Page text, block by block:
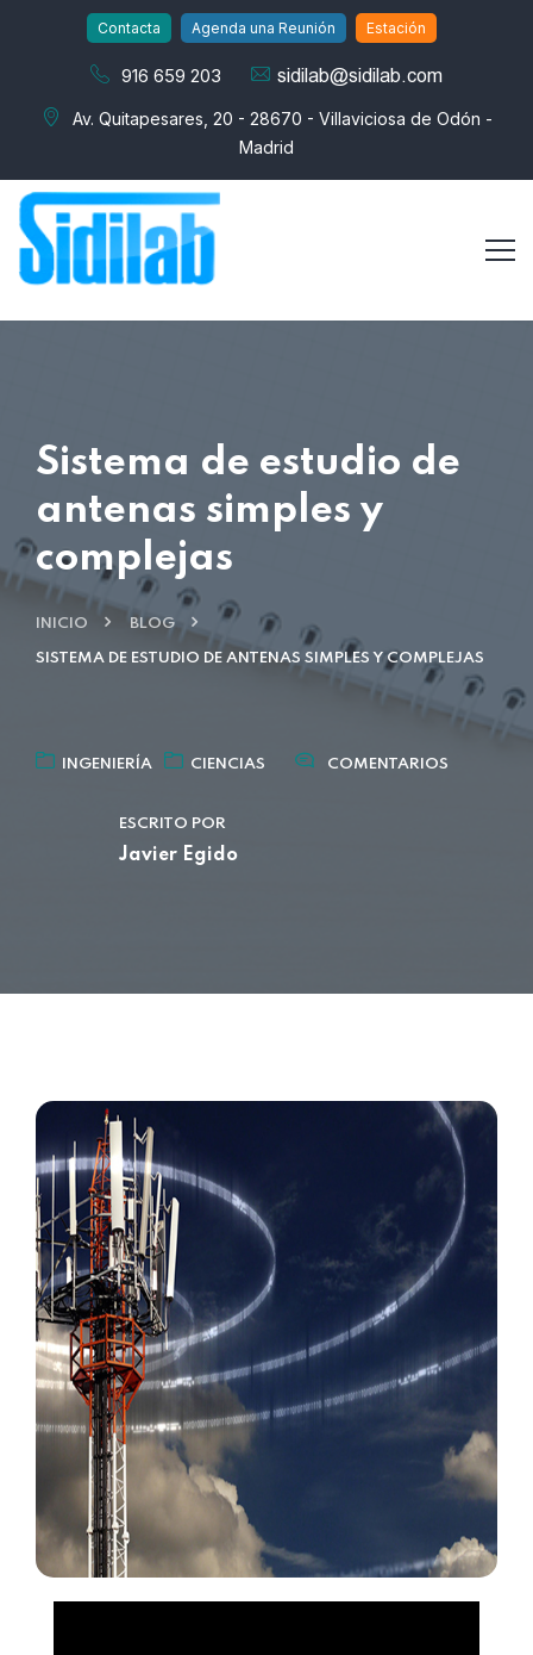
Contacta Agenda una Reunión Estación
916 659 203
Av. Quitapesares, 20 - 28670 - Villaviciosa de Odón -
Madrid
Sistema de estudio de
antenas simples y
complejas
INICIO BLOG
SISTEMA DE ESTUDIO DE ANTENAS SIMPLES Y COMPLEJAS
INGENIERÍA CIENCIAS COMENTARIOS
ESCRITO POR
Javier Egido